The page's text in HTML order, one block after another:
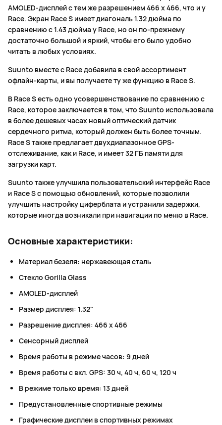
AMOLED-дисплей с тем же разрешением 466 x 466, что и у
Race. Экран Race S имеет диагональ 1.32 дюйма по
сравнению с 1.43 дюйма у Race, но он по-прежнему
достаточно большой и яркий, чтобы его было удобно
читать в любых условиях.
Suunto вместе с Race добавила в свой ассортимент
офлайн-карты, и вы получаете ту же функцию в Race S.
В Race S есть одно усовершенствование по сравнению с
Race, которое заключается в том, что Suunto использовала
в более дешевых часах новый оптический датчик
сердечного ритма, который должен быть более точным.
Race S также предлагает двухдиапазонное GPS-
отслеживание, как и Race, и имеет 32 ГБ памяти для
загрузки карт.
Suunto также улучшила пользовательский интерфейс Race
и Race S с помощью обновлений, которые позволили
улучшить настройку циферблата и устранили задержки,
которые иногда возникали при навигации по меню в Race.
Основные характеристики:
Материал безеля: нержавеющая сталь
Стекло Gorilla Glass
AMOLED-дисплей
Размер дисплея: 1.32"
Разрешение дисплея: 466 x 466
Сенсорный дисплей
Время работы в режиме часов: 9 дней
Время работы с вкл. GPS: 30 ч, 40 ч, 60 ч, 120 ч
В режиме только время: 13 дней
Предустановленные спортивные режимы
Графические дисплеи в спортивных режимах